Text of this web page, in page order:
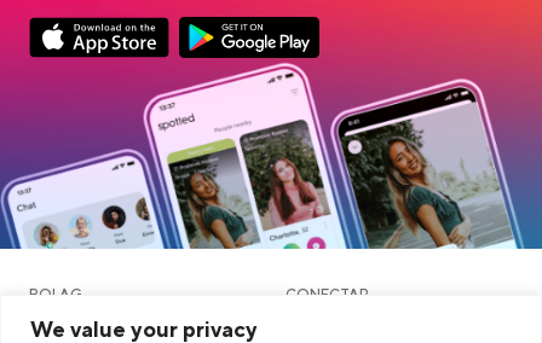
We value your privacy
Link opens in a new tabLink opens in a new tab
Google Play Download
BOLAG CONECTAR